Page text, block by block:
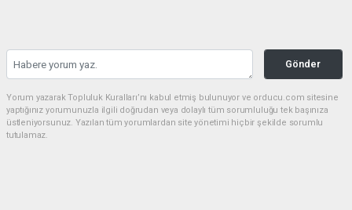
Gönder
Yorum yazarak Topluluk Kuralları’nı kabul etmiş bulunuyor ve orducu.com sitesine
yaptığınız yorumunuzla ilgili doğrudan veya dolaylı tüm sorumluluğu tek başınıza
üstleniyorsunuz. Yazılan tüm yorumlardan site yönetimi hiçbir şekilde sorumlu
tutulamaz.